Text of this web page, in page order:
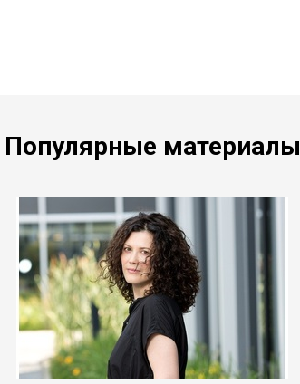
Популярные материалы